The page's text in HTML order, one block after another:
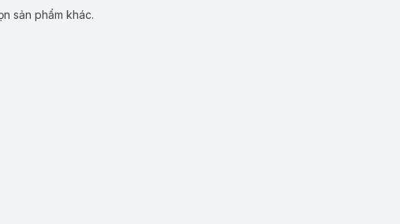
sản phẩm khác.